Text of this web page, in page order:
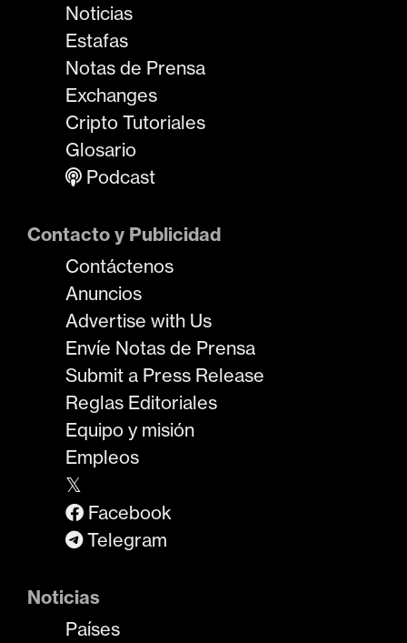
Noticias
Estafas
Notas de Prensa
Exchanges
Cripto Tutoriales
Glosario
Podcast
Contacto y Publicidad
Contáctenos
Anuncios
Advertise with Us
Envíe Notas de Prensa
Submit a Press Release
Reglas Editoriales
Equipo y misión
Empleos
𝕏
Facebook
Telegram
Noticias
Países